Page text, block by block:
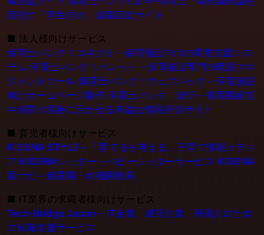
目指す「学生向け」就職活動サイト
■ 法人様向けサービス
保育士バンク！コネクト - 保育施設向けの業務支援シス
テム 保育士バンク！パレット - 保育施設専門の職員マネ
ジメントツール 保育士バンク！ウェブパック - 保育施設
向けホームページ制作 保育士バンク！総研 - 保育園経営
や保育の実務に活かせる有益な情報発信サイト
■ 育児者様向けサービス
KIDSNA STYLE - 「育てるを考える」子育て情報メディ
ア KIDSNAシッター - ベビーシッターサービス KIDSNA
園ナビ - 保育園・幼稚園検索
■ IT業界の求職者様向けサービス
Tech Bridge Japan - IT企業、成長企業、外国人のため
の転職支援サービス